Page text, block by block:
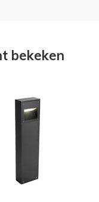
bekeken